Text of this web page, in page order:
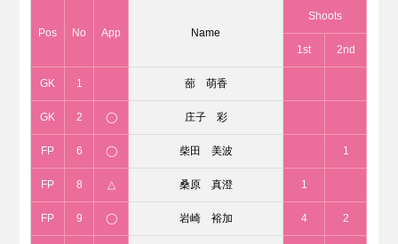
Pos No App Name
Shoots
1st 2nd
GK 1 蔀 萌香
GK 2 ◯ 庄子 彩
FP 6 ◯ 柴田 美波 1
FP 8 △ 桑原 真澄 1
FP 9 ◯ 岩崎 裕加 4 2